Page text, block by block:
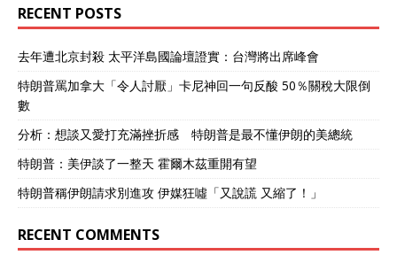
RECENT POSTS
去年遭北京封殺 太平洋島國論壇證實：台灣將出席峰會
特朗普罵加拿大「令人討厭」卡尼神回一句反酸 50％關稅大限倒
數
分析：想談又愛打充滿挫折感 特朗普是最不懂伊朗的美總統
特朗普：美伊談了一整天 霍爾木茲重開有望
特朗普稱伊朗請求別進攻 伊媒狂噓「又說謊 又縮了！」
RECENT COMMENTS